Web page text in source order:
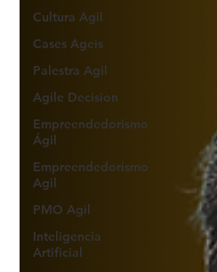
Cultura Agil
Cases Ageis
Palestra Agil
Agile Decision
Empreendedorismo
Ágil
Empreendedorismo
Agil
PMO Agil
Inteligencia
Artificial